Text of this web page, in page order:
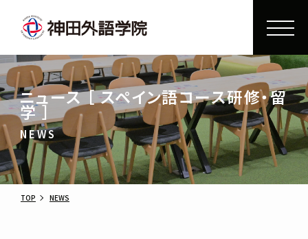
ニュース ［ スペイン語コース研修・留
学 ］
NEWS
TOP NEWS